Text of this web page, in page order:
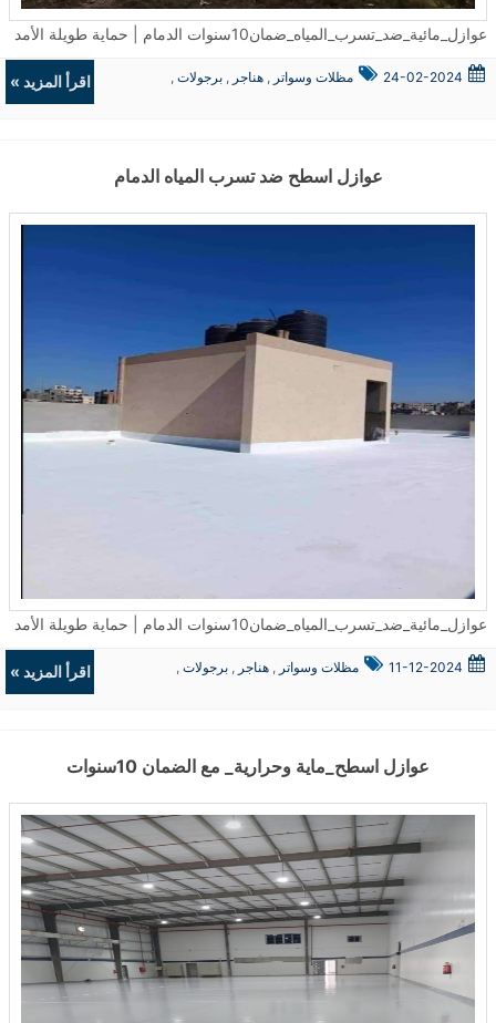
عوازل_مائية_ضد_تسرب_المياه_ضمان10سنوات الدمام | حماية طويلة الأمد في مدينة الدمام، تتصدر #عوازل_مائية_ضد_تسرب_المياه_ضمان10سنوات الدمام قائمة الحلول المثالية للحفاظ على المباني من أضرار الرطوبة المستمرة. تم تطبيق أنظمة العزل الحديثة في مئات المشاريع السكنية والتجارية، حيث ساهمت في تقليل تكاليف الصيانة المستمرة ومنعت تسرب المياه الذي يُعد أحد الأسباب الرئيسية في تدهور البنية التحتية. ما أهمية عزل الأسطح من تسرب المياه؟ يُعد تسرب المياه أحد أكثر التحديات التي تواجه أصحاب العقارات في الخبر والقطيف. ولذلك، تم تطوير أنظمة خاصة ضمن خدمات #موسسة عوازل اسطح ضد تسرب المياه الخبر تُمكّن من تنفيذ العزل المائي بدقة فائقة. وتُستخدم مواد عالية الجودة صُممت خصيصًا لتحمل الظروف الجوية القاسية، مما يساعد على منع وصول الماء إلى الأسطح الخرسانية. بمرور الوقت، قد تؤدي المياه المتراكمة إلى تشققات وتآكل الطبقات الداخلية. ولهذا السبب، يتم تنفيذ طبقات العزل وفق معايير فنية دقيقة لضمان الحماية القصوى. كيف يتم تنفيذ العوازل المائية والحرارية في القطيف؟ يتم فحص الأسطح أولًا باستخدام أجهزة كشف الرطوبة المتقدمة، ثم تُحدد طريقة العزل المناسبة حسب نوع السطح. ضمن خدمات عوازل اسطح ضد تسرب المياه مع الضمان 10سنوات القطيف، تُستخدم تقنيات مثل العزل باستخدام لفائف البيتومين، والعزل البوليمري، والعزل بالدهانات الإيبوكسية، التي أثبتت فعاليتها في البيئات الرطبة. علاوة على ذلك، يُراعى في التنفيذ الجوانب الجمالية والتنظيمية بحيث لا يتأثر الشكل الخارجي للمبنى. هل توجد حلول للعزل الحراري في الجبيل؟ نعم، فقد تم توسيع نطاق الخدمات ليشمل عوازل اسطح الجبيل التي تجمع بين العزل المائي والحراري. هذا الدمج يساعد على تقليل درجات الحرارة داخل المباني خلال فصل الصيف، ويُقلل من استهلاك الطاقة بشكل ملحوظ. تم تطبيق هذه التقنية على عدد كبير من المنشآت الصناعية والمنازل، وكانت النتائج ملموسة في تقارير الأداء الطاقي. فوائد استخدام العوازل المائية والحرارية يُعتمد على العزل المزدوج (مائي وحراري) لتحسين بيئة المعيشة داخل المبنى. ومن أبرز فوائده: الحد من تلف الأسطح وتجنب التشققات. تقليل الحاجة إلى أعمال الصيانة المستمرة. الحفاظ على درجات حرارة معتدلة داخل المنزل. رفع قيمة العقار عند البيع أو التأجير. ومن خلال هذه النتائج، يمكن القول إن العزل الاحترافي بات ضرورة وليست مجرد خيار. متى يجب ترميم المباني القديمة في الدمام؟ في كثير من الأحيان، لا يلاحظ أصحاب العقارات وجود مشكلة إلا بعد ظهور علامات واضحة على الجدران أو الأسطح. ضمن خدمات #ترميم_مباني_بناء_ملاحق_بناء_مجالس_خارجيه الدمام، يتم الكشف عن الأضرار المخفية وتقديم حلول هندسية متكاملة تشمل: معالجة الشروخ الداخلية والخارجية. إعادة بناء الأجزاء المتضررة. تنفيذ إضافات مثل الملاحق والمجالس الخارجية بتصاميم حديثة. وتُنفذ هذه الأعمال بإشراف كوادر فنية لضمان السلامة الإنشائية. الأسئلة الشائعة (FAQ) هل يمكن تطبيق العزل في المباني القديمة؟ نعم، وقد تم تنفيذ مئات الحالات التي شُيدت قبل أكثر من 20 عامًا وتم تحسين أدائها بعد العزل. كم يستغرق تنفيذ العزل؟ يعتمد الوقت على حجم السطح ونوع العزل المستخدم، لكنه يتراوح عادة بين يومين إلى خمسة أيام. هل يؤثر العزل على تصميم المنزل؟ لا، تُستخدم تقنيات غير مرئية ولا تؤثر على الشكل العام أو الواجهات الخارجية. خلاصة المقال تُعد العوازل المائية والحرارية جزءًا أساسيًا من صيانة وحماية المباني الحديثة. ومع الضمان المقدم لمدة 10 سنوات، فإن هذه الحلول توفر راحة بال طويلة الأمد لأصحاب العقارات في الدمام، الخبر، القطيف والجبيل. تم تنفيذ المشاريع وفق معايير فنية دقيقة وبإشراف متخصصين لضمان نتائج فعالة تدوم طويلاً. ...
24-02-2024 مظلات وسواتر , هناجر , برجولات ,
اقرأ المزيد »
عوازل اسطح ضد تسرب المياه الدمام
عوازل_مائية_ضد_تسرب_المياه_ضمان10سنوات الدمام | حماية طويلة الأمد في مدينة الدمام، تتصدر #عوازل_مائية_ضد_تسرب_المياه_ضمان10سنوات الدمام قائمة الحلول المثالية للحفاظ على المباني من أضرار الرطوبة المستمرة. تم تطبيق أنظمة العزل الحديثة في مئات المشاريع السكنية والتجارية، حيث ساهمت في تقليل تكاليف الصيانة المستمرة ومنعت تسرب المياه الذي يُعد أحد الأسباب الرئيسية في تدهور البنية التحتية. ما أهمية عزل الأسطح من تسرب المياه؟ يُعد تسرب المياه أحد أكثر التحديات التي تواجه أصحاب العقارات في الخبر والقطيف. ولذلك، تم تطوير أنظمة خاصة ضمن خدمات #موسسة عوازل اسطح ضد تسرب المياه الخبر تُمكّن من تنفيذ العزل المائي بدقة فائقة. وتُستخدم مواد عالية الجودة صُممت خصيصًا لتحمل الظروف الجوية القاسية، مما يساعد على منع وصول الماء إلى الأسطح الخرسانية. بمرور الوقت، قد تؤدي المياه المتراكمة إلى تشققات وتآكل الطبقات الداخلية. ولهذا السبب، يتم تنفيذ طبقات العزل وفق معايير فنية دقيقة لضمان الحماية القصوى. كيف يتم تنفيذ العوازل المائية والحرارية في القطيف؟ يتم فحص الأسطح أولًا باستخدام أجهزة كشف الرطوبة المتقدمة، ثم تُحدد طريقة العزل المناسبة حسب نوع السطح. ضمن خدمات عوازل اسطح ضد تسرب المياه مع الضمان 10سنوات القطيف، تُستخدم تقنيات مثل العزل باستخدام لفائف البيتومين، والعزل البوليمري، والعزل بالدهانات الإيبوكسية، التي أثبتت فعاليتها في البيئات الرطبة. علاوة على ذلك، يُراعى في التنفيذ الجوانب الجمالية والتنظيمية بحيث لا يتأثر الشكل الخارجي للمبنى. هل توجد حلول للعزل الحراري في الجبيل؟ نعم، فقد تم توسيع نطاق الخدمات ليشمل عوازل اسطح الجبيل التي تجمع بين العزل المائي والحراري. هذا الدمج يساعد على تقليل درجات الحرارة داخل المباني خلال فصل الصيف، ويُقلل من استهلاك الطاقة بشكل ملحوظ. تم تطبيق هذه التقنية على عدد كبير من المنشآت الصناعية والمنازل، وكانت النتائج ملموسة في تقارير الأداء الطاقي. فوائد استخدام العوازل المائية والحرارية يُعتمد على العزل المزدوج (مائي وحراري) لتحسين بيئة المعيشة داخل المبنى. ومن أبرز فوائده: الحد من تلف الأسطح وتجنب التشققات. تقليل الحاجة إلى أعمال الصيانة المستمرة. الحفاظ على درجات حرارة معتدلة داخل المنزل. رفع قيمة العقار عند البيع أو التأجير. ومن خلال هذه النتائج، يمكن القول إن العزل الاحترافي بات ضرورة وليست مجرد خيار. متى يجب ترميم المباني القديمة في الدمام؟ في كثير من الأحيان، لا يلاحظ أصحاب العقارات وجود مشكلة إلا بعد ظهور علامات واضحة على الجدران أو الأسطح. ضمن خدمات #ترميم_مباني_بناء_ملاحق_بناء_مجالس_خارجيه الدمام، يتم الكشف عن الأضرار المخفية وتقديم حلول هندسية متكاملة تشمل: معالجة الشروخ الداخلية والخارجية. إعادة بناء الأجزاء المتضررة. تنفيذ إضافات مثل الملاحق والمجالس الخارجية بتصاميم حديثة. وتُنفذ هذه الأعمال بإشراف كوادر فنية لضمان السلامة الإنشائية. الأسئلة الشائعة (FAQ) هل يمكن تطبيق العزل في المباني القديمة؟ نعم، وقد تم تنفيذ مئات الحالات التي شُيدت قبل أكثر من 20 عامًا وتم تحسين أدائها بعد العزل. كم يستغرق تنفيذ العزل؟ يعتمد الوقت على حجم السطح ونوع العزل المستخدم، لكنه يتراوح عادة بين يومين إلى خمسة أيام. هل يؤثر العزل على تصميم المنزل؟ لا، تُستخدم تقنيات غير مرئية ولا تؤثر على الشكل العام أو الواجهات الخارجية. خلاصة المقال تُعد العوازل المائية والحرارية جزءًا أساسيًا من صيانة وحماية المباني الحديثة. ومع الضمان المقدم لمدة 10 سنوات، فإن هذه الحلول توفر راحة بال طويلة الأمد لأصحاب العقارات في الدمام، الخبر، القطيف والجبيل. تم تنفيذ المشاريع وفق معايير فنية دقيقة وبإشراف متخصصين لضمان نتائج فعالة تدوم طويلاً. ...
11-12-2024 مظلات وسواتر , هناجر , برجولات ,
اقرأ المزيد »
عوازل اسطح_ماية وحرارية_ مع الضمان 10سنوات